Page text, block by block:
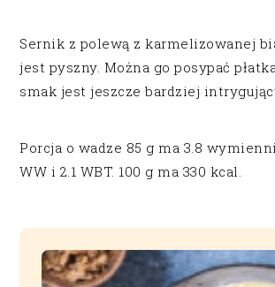
Sernik z polewą z karmelizowanej
jest pyszny. Można go posypać
smak jest jeszcze bardziej
Porcja o wadze 85 g ma 3.8
WW i 2.1 WBT. 100 g ma 330 kcal.